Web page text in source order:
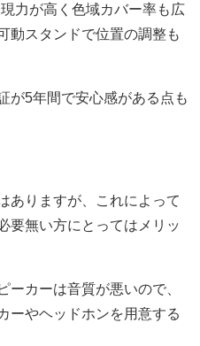
力が高く色域カバー率も広
動スタンドで位置の調整も
が5年間で安心感がある点も
ありますが、これによって
要無い方にとってはメリッ
ーカーは音質が悪いので、
ーやヘッドホンを用意する